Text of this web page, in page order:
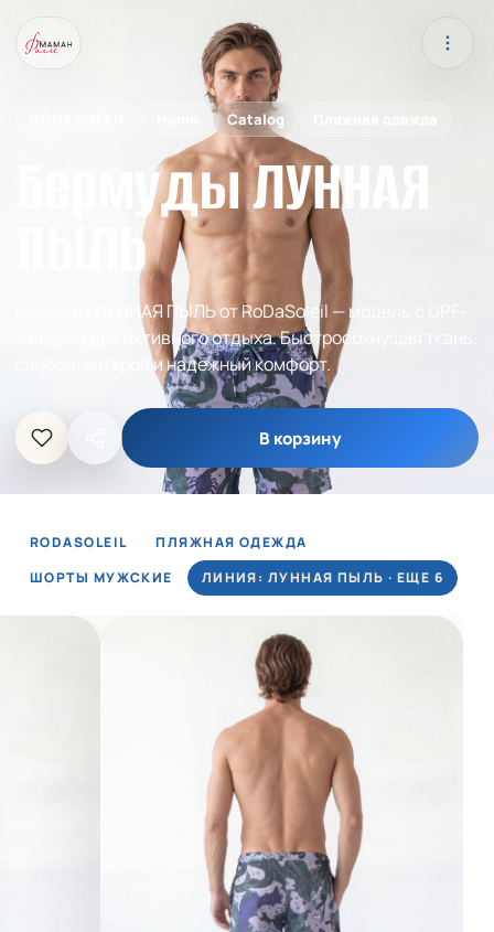
Catalog
Бермуды ЛУННАЯ
ПЫЛЬ
Бермуды ЛУННАЯ ПЫЛЬ от RoDaSoleil — модель с UPF-
защитой для активного отдыха. Быстросохнущая ткань,
свободный крой и надёжный комфорт.
В корзину
RODASOLEIL
ПЛЯЖНАЯ ОДЕЖДА
ШОРТЫ МУЖСКИЕ
ЛИНИЯ: ЛУННАЯ ПЫЛЬ · ЕЩЕ 6